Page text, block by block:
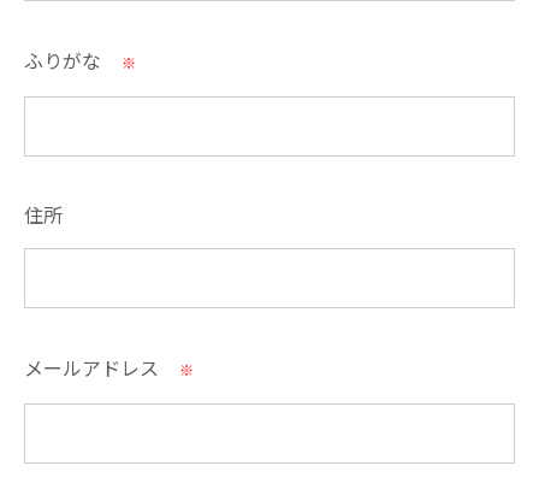
ふりがな ※
住所
メールアドレス ※